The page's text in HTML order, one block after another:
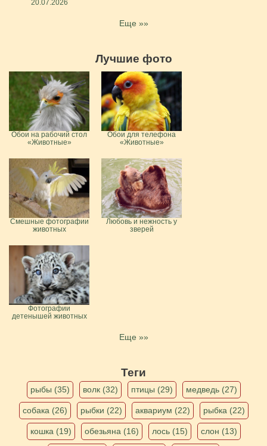
20.07.2026
Еще »»
Лучшие фото
Обои на рабочий стол
«Животные»
Обои для телефона
«Животные»
Смешные фотографии
животных
Любовь и нежность у
зверей
Фотографии
детенышей животных
Еще »»
Теги
рыбы (35) волк (32) птицы (29) медведь (27)
собака (26) рыбки (22) аквариум (22) рыбка (22)
кошка (19) обезьяна (16) лось (15) слон (13)